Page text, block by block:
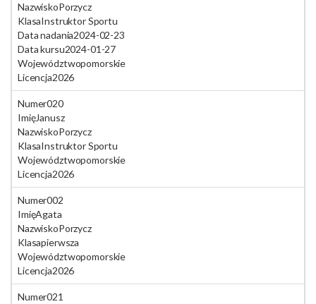
NazwiskoPorzycz
KlasaInstruktor Sportu
Data nadania2024-02-23
Data kursu2024-01-27
Województwopomorskie
Licencja2026
Numer020
ImięJanusz
NazwiskoPorzycz
KlasaInstruktor Sportu
Województwopomorskie
Licencja2026
Numer002
ImięAgata
NazwiskoPorzycz
Klasapierwsza
Województwopomorskie
Licencja2026
Numer021